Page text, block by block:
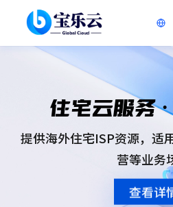
全球
覆盖国内与海
多地
国内、香港、
高速
整合多线路网
住宅云服务
提供海外住宅ISP资源，适
营等业务
查看详
业上云 · 简单可
务器到定制化资源，为不同规
供上云方案